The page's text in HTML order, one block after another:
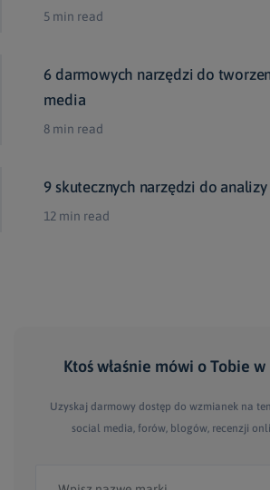
5 min read
6 darmowych narzędzi do
media
8 min read
9 skutecznych narzędzi do
12 min read
Ktoś właśnie mówi o Tobie w
Uzyskaj darmowy dostęp do wzmianek na
social media, forów, blogów, recenzji